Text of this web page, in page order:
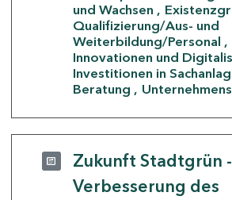
und Wachsen
Qualifizierung/Aus- und
Weiterbildung/Personal
Innovationen und
Investitionen in
Beratung
Zukunft Stadtgrün -
Verbesserung des